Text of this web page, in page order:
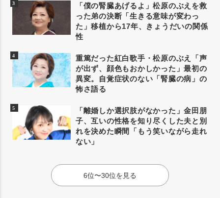
「僕の腎臓あげるよ」松原のぶえを救
った弟の決断「生きる意味が変わっ
た」移植から17年、きょうだいの関係
性
重篤だった紅白歌手・松原のぶえ「声
が出ず、顔色もおかしかった」最初の
異変。自覚症状のない「腎臓の病」の
怖さ語る
「離婚しか選択肢がなかった」金田朋
子、互いの性格を知り尽くした夫と別
れを決めた瞬間「もう笑いながら走れ
ない」
6位〜30位を見る